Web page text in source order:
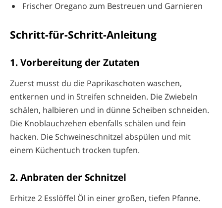
Frischer Oregano zum Bestreuen und Garnieren
Schritt-für-Schritt-Anleitung
1. Vorbereitung der Zutaten
Zuerst musst du die Paprikaschoten waschen,
entkernen und in Streifen schneiden. Die Zwiebeln
schälen, halbieren und in dünne Scheiben schneiden.
Die Knoblauchzehen ebenfalls schälen und fein
hacken. Die Schweineschnitzel abspülen und mit
einem Küchentuch trocken tupfen.
2. Anbraten der Schnitzel
Erhitze 2 Esslöffel Öl in einer großen, tiefen Pfanne.